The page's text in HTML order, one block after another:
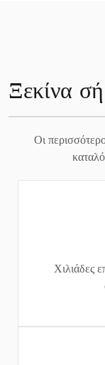
Ξεκίνα
Οι
Χιλιάδες